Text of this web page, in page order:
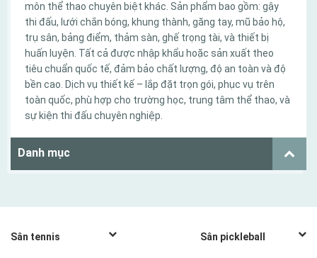
môn thể thao chuyên biệt khác. Sản phẩm bao gồm: gậy
thi đấu, lưới chắn bóng, khung thành, găng tay, mũ bảo hộ,
trụ sân, bảng điểm, thảm sàn, ghế trọng tài, và thiết bị
huấn luyện. Tất cả được nhập khẩu hoặc sản xuất theo
tiêu chuẩn quốc tế, đảm bảo chất lượng, độ an toàn và độ
bền cao. Dịch vụ thiết kế – lắp đặt trọn gói, phục vụ trên
toàn quốc, phù hợp cho trường học, trung tâm thể thao, và
sự kiện thi đấu chuyên nghiệp.
Danh mục
Sân tennis
Sân pickleball